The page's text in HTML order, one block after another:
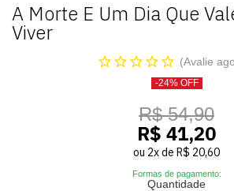
A Morte E Um Dia Que
Viver
Avalie
-24% OFF
R$ 54,90
R$ 41,20
ou 2xde R$ 20,60
Formas de pagamento:
Quantidade